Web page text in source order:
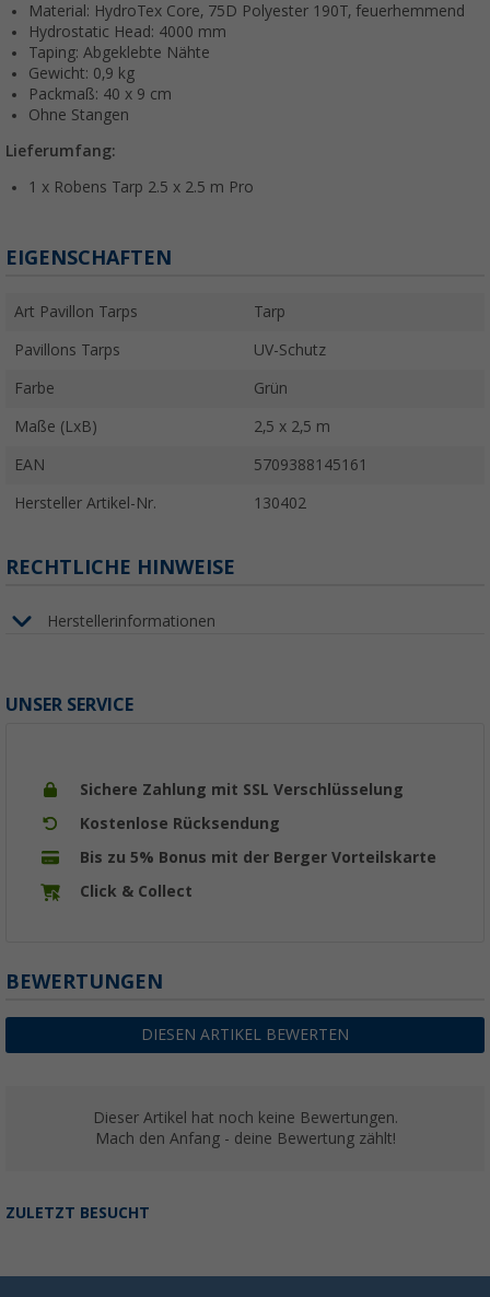
Material: HydroTex Core, 75D Polyester 190T, feuerhemmend
Hydrostatic Head: 4000 mm
Taping: Abgeklebte Nähte
Gewicht: 0,9 kg
Packmaß: 40 x 9 cm
Ohne Stangen
Lieferumfang:
1 x Robens Tarp 2.5 x 2.5 m Pro
EIGENSCHAFTEN
Art Pavillon Tarps Tarp
Pavillons Tarps UV-Schutz
Farbe Grün
Maße (LxB) 2,5 x 2,5 m
EAN 5709388145161
Hersteller Artikel-Nr. 130402
RECHTLICHE HINWEISE
Herstellerinformationen
UNSER SERVICE
Sichere Zahlung mit SSL Verschlüsselung
Kostenlose Rücksendung
Bis zu 5% Bonus mit der Berger Vorteilskarte
Click & Collect
BEWERTUNGEN
DIESEN ARTIKEL BEWERTEN
Dieser Artikel hat noch keine Bewertungen.
Mach den Anfang - deine Bewertung zählt!
ZULETZT BESUCHT